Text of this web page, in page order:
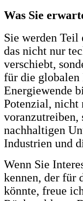
Was Sie
Sie werden Teil
das nicht nur
verschiebt,
für die globalen
Energiewende
Potenzial, nicht
voranzutreiben,
nachhaltigen
Industrien und
Wenn Sie
kennen, der für
könnte, freue